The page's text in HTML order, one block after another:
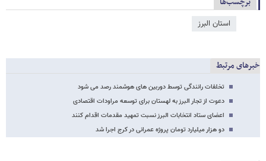
استان البرز
خبرهای مرتبط
تخلفات رانندگی توسط دوربین های هوشمند رصد می شود
دعوت از تجار البرز به لهستان برای توسعه مراودات اقتصادی
اعضای ستاد انتخابات البرز نسبت تمهید مقدمات اقدام کنند
دو هزار میلیارد تومان پروژه عمرانی در کرج اجرا شد